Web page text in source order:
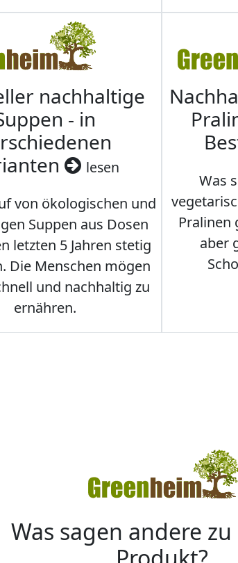
nachhaltige
- in
lesen
von ökologischen und
Suppen aus Dosen
letzten 5 Jahren stetig
Die Menschen mögen
und nachhaltig zu
ernähren.
Was
Pralinen
aber
Was sagen andere